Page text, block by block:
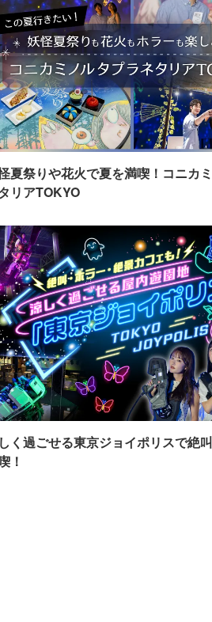
夏祭りや花火で夏を満喫！コニカ
リアTOKYO
く過ごせる東京ジョイポリスで絶
！